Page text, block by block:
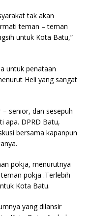
tak akan
teman – teman
untuk Kota Batu,”
untuk penataan
Heli yang sangat
senior, dan sesepuh
apa. DPRD Batu,
bersama kapanpun
pokja, menurutnya
pokja .Terlebih
Kota Batu.
yang dilansir